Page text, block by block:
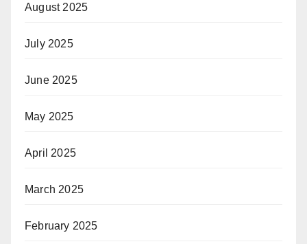
August 2025
July 2025
June 2025
May 2025
April 2025
March 2025
February 2025